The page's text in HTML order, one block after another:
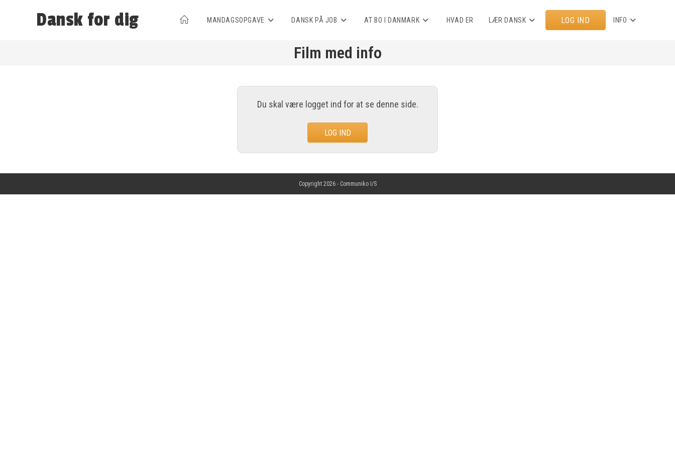
Dansk for dig MANDAGSOPGAVE DANSK PÅ JOB AT BO I DANMARK HVAD ER LÆR DANSK LOG IND INFO
Film med info
Du skal være logget ind for at se denne side.
LOG IND
Copyright 2026 - Communiko I/S